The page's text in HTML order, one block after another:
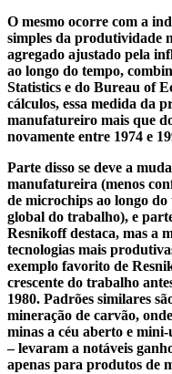
O mesmo ocorre com a
simples da produtividade
agregado ajustado pela
ao longo do tempo,
Statistics e do Bureau of
cálculos, essa medida da
manufatureiro mais que
novamente entre 1974 e
Parte disso se deve a
manufatureira (menos
de microchips ao longo
global do trabalho), e
Resnikoff destaca, mas a
tecnologias mais
exemplo favorito de
crescente do trabalho
1980. Padrões similares
mineração de carvão,
minas a céu aberto e
– levaram a notáveis
apenas para produtos de